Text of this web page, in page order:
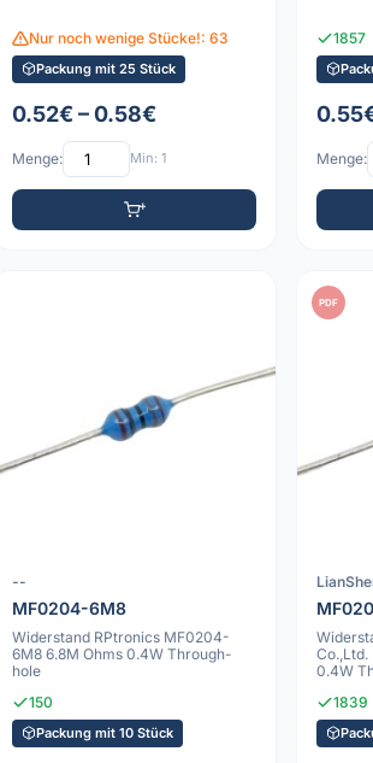
Nur noch wenige Stücke!: 63
Packung mit 25 Stück
0.52€ – 0.58€
Menge: Min: 1
1857
Menge:
--
MF0204-6M8
Widerstand RPtronics MF0204-
6M8 6.8M Ohms 0.4W Through-
hole
150
Packung mit 10 Stück
PDF
0.4W
1839